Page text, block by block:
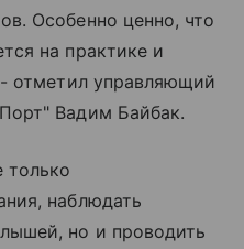
Особенно ценно, что
на практике и
отметил управляющий
Вадим Байбак.
только
наблюдать
но и проводить